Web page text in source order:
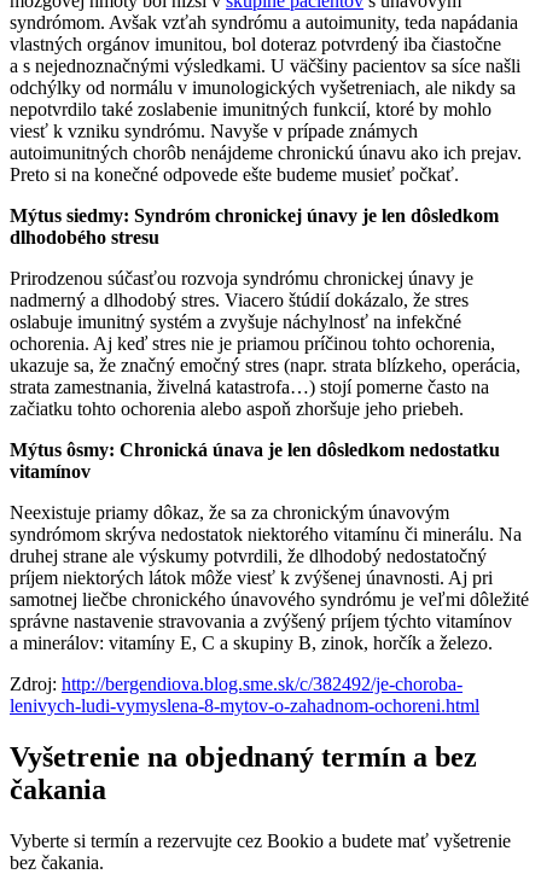
syndrómom. Avšak vzťah syndrómu a autoimunity, teda napádania
vlastných orgánov imunitou, bol doteraz potvrdený iba čiastočne
a s nejednoznačnými výsledkami. U väčšiny pacientov sa síce našli
odchýlky od normálu v imunologických vyšetreniach, ale nikdy sa
nepotvrdilo také zoslabenie imunitných funkcií, ktoré by mohlo
viesť k vzniku syndrómu. Navyše v prípade známych
autoimunitných chorôb nenájdeme chronickú únavu ako ich prejav.
Preto si na konečné odpovede ešte budeme musieť počkať.
Mýtus siedmy: Syndróm chronickej únavy je len dôsledkom
dlhodobého stresu
Prirodzenou súčasťou rozvoja syndrómu chronickej únavy je
nadmerný a dlhodobý stres. Viacero štúdií dokázalo, že stres
oslabuje imunitný systém a zvyšuje náchylnosť na infekčné
ochorenia. Aj keď stres nie je priamou príčinou tohto ochorenia,
ukazuje sa, že značný emočný stres (napr. strata blízkeho, operácia,
strata zamestnania, živelná katastrofa…) stojí pomerne často na
začiatku tohto ochorenia alebo aspoň zhoršuje jeho priebeh.
Mýtus ôsmy: Chronická únava je len dôsledkom nedostatku
vitamínov
Neexistuje priamy dôkaz, že sa za chronickým únavovým
syndrómom skrýva nedostatok niektorého vitamínu či minerálu. Na
druhej strane ale výskumy potvrdili, že dlhodobý nedostatočný
príjem niektorých látok môže viesť k zvýšenej únavnosti. Aj pri
samotnej liečbe chronického únavového syndrómu je veľmi dôležité
správne nastavenie stravovania a zvýšený príjem týchto vitamínov
a minerálov: vitamíny E, C a skupiny B, zinok, horčík a železo.
Zdroj: http://bergendiova.blog.sme.sk/c/382492/je-choroba-
lenivych-ludi-vymyslena-8-mytov-o-zahadnom-ochoreni.html
Vyšetrenie na objednaný termín a bez
čakania
Vyberte si termín a rezervujte cez Bookio a budete mať vyšetrenie
bez čakania.